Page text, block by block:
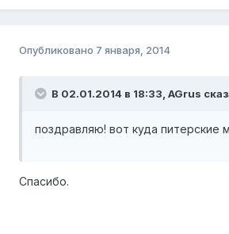
Опубликовано 7 января, 2014
В 02.01.2014 в 18:33, AGrus
поздравляю! вот куда питерские
Спасибо.